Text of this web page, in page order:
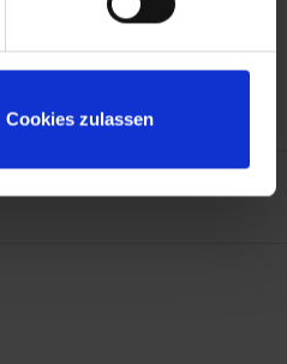
Cookies zulassen